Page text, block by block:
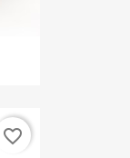
favorite_border